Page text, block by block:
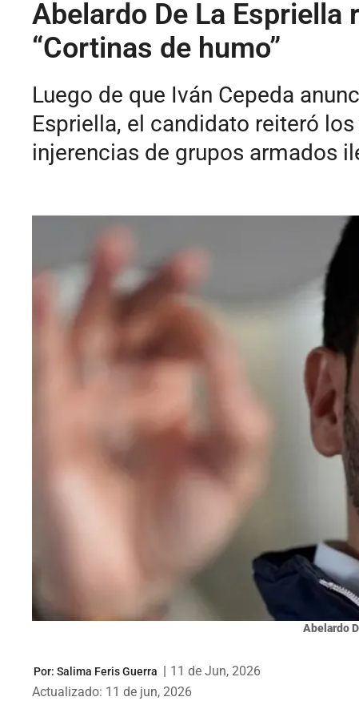
Abelardo De La Espriella
“Cortinas de humo”
Luego de que Iván Cepeda
Espriella, el candidato reiteró
injerencias de grupos armados
Abelardo
Por: Salima Feris Guerra | 11 de Jun, 2026
Actualizado: 11 de jun, 2026